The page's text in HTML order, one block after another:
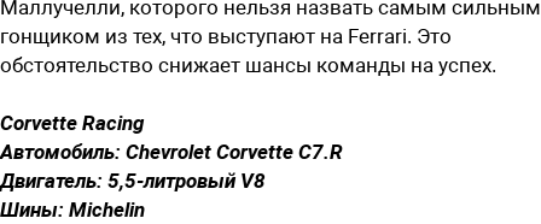
Маллучелли, которого нельзя назвать самым сильным
гонщиком из тех, что выступают на Ferrari. Это
обстоятельство снижает шансы команды на успех.
Corvette Racing
Автомобиль: Chevrolet Corvette C7.R
Двигатель: 5,5-литровый V8
Шины: Michelin